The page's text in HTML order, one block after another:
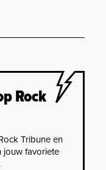
Rock
Tribune en
jouw favoriete